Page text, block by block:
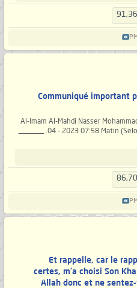
Communiqué important
Al-Imam Al-Mahdi Nasser
04 - 2023 07:58 Matin (Selon le calendrier officiel de la Mecque). _______
Et rappelle, car le
certes, m’a choisi Son
Allah donc et ne sentez-